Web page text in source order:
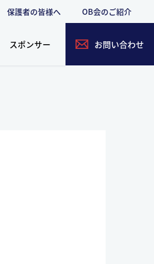
保護者の皆様へ OB会のご紹介
スポンサー お問い合わせ